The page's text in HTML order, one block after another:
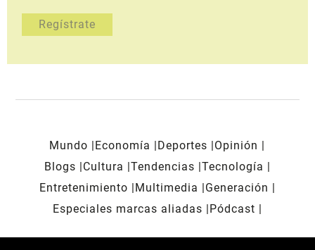
Mundo Economía Deportes
Opinión
Blogs
Cultura Tendencias Tecnología
Entretenimiento
Multimedia
Generación
Especiales marcas aliadas
Pódcast